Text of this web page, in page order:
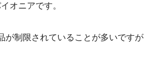
オニアです。
制限されていることが多いです